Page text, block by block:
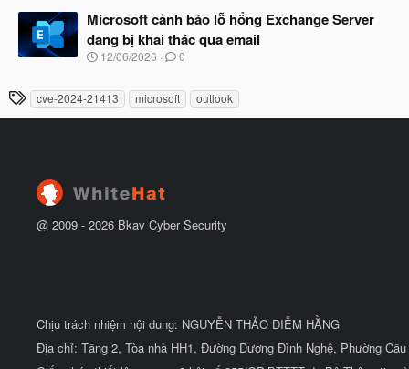
đ
ầ
u
à
b
ắ
đ
ầ
u
Microsoft cảnh báo lỗ hổng Exchange Server
đang bị khai thác qua email
N
y
u
12/06/2026 0
T
h
cve-2024-21413 microsoft outlook
@ 2009 - 2026 Bkav Cyber Security
Chịu trách nhiệm nội dung: NGUYỄN THẢO DIỄM HẰNG
Địa chỉ: Tầng 2, Tòa nhà HH1, Đường Dương Đình Nghệ, Phường